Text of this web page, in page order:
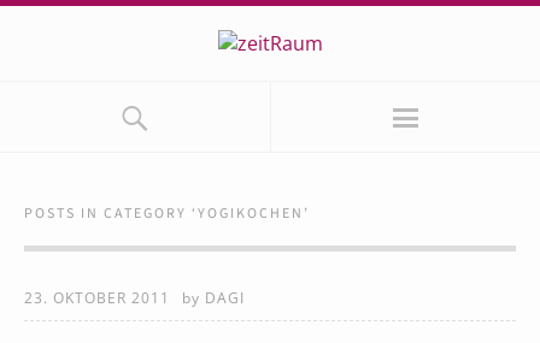
POSTS IN CATEGORY ‘YOGIKOCHEN ’
23. OKTOBER 2011 by DAGI